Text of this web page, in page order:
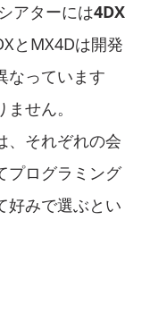
アターには4DX
とMX4Dは開発
なっています
せん。
、それぞれの会
プログラミング
好みで選ぶとい